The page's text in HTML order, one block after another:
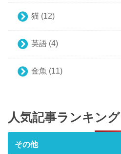
猫 (12)
英語 (4)
金魚 (11)
人気記事ランキング
その他